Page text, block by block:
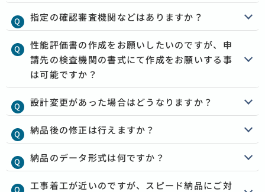
指定の確認審査機関などはありますか？
性能評価書の作成をお願いしたいのですが、申
請先の検査機関の書式にて作成をお願いする事
は可能ですか？
設計変更があった場合はどうなりますか？
納品後の修正は行えますか？
納品のデータ形式は何ですか？
工事着工が近いのですが、スピード納品にご対